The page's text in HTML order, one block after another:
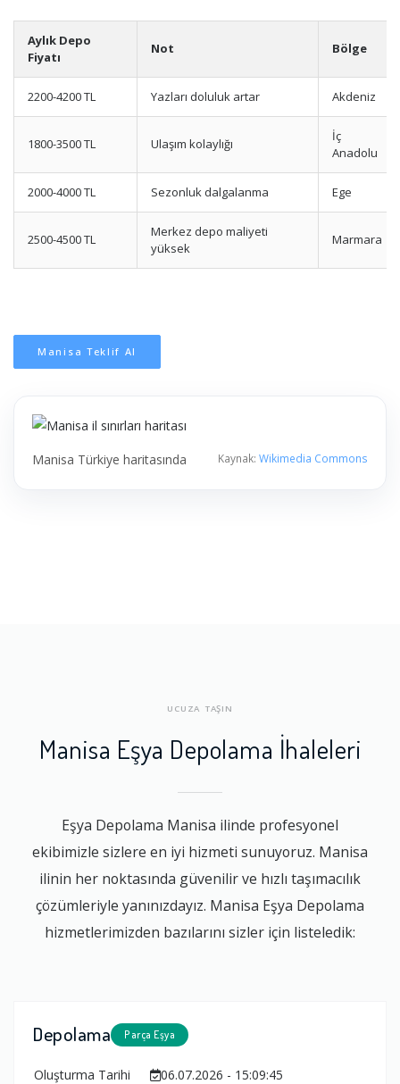
Aylık Depo
Fiyatı
Not Bölge
2200-4200 TL Yazları doluluk artar Akdeniz
1800-3500 TL Ulaşım kolaylığı
İç
Anadolu
2000-4000 TL Sezonluk dalgalanma Ege
2500-4500 TL
Merkez depo maliyeti
yüksek
Marmara
Manisa Teklif Al
Manisa Türkiye haritasında Kaynak: Wikimedia Commons
UCUZA TAŞIN
Manisa Eşya Depolama İhaleleri
Eşya Depolama Manisa ilinde profesyonel
ekibimizle sizlere en iyi hizmeti sunuyoruz. Manisa
ilinin her noktasında güvenilir ve hızlı taşımacılık
çözümleriyle yanınızdayız. Manisa Eşya Depolama
hizmetlerimizden bazılarını sizler için listeledik:
Depolama Parça Eşya
Oluşturma Tarihi
06.07.2026 - 15:09:45